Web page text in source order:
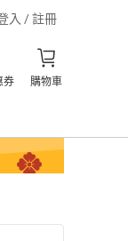
入 / 註冊
券 購物車